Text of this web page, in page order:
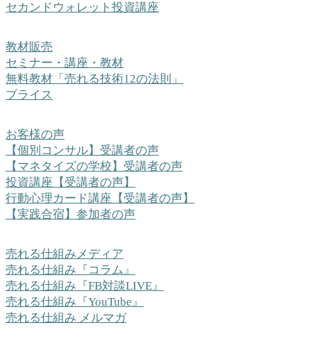
セカンドウォレット投資講座
教材販売
セミナー・講座・教材
無料教材「売れる技術12の法則」
プライス
お客様の声
【個別コンサル】受講者の声
【マネタイズの学校】受講者の声
投資講座【受講者の声】
行動心理カード講座【受講者の声】
【実践合宿】参加者の声
売れる仕組みメディア
売れる仕組み『コラム』
売れる仕組み『FB対談LIVE』
売れる仕組み『YouTube』
売れる仕組み メルマガ